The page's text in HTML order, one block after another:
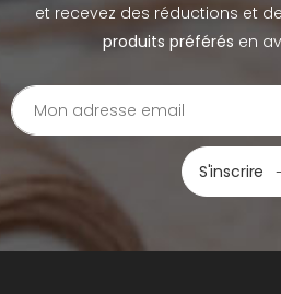
et recevez des réductions et
produits préférés en
S'inscrire